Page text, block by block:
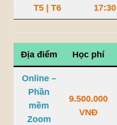
T5 | T6
17:30
Địa điểm Học phí
Online –
Phần
mềm
Zoom
9.500.000
VNĐ